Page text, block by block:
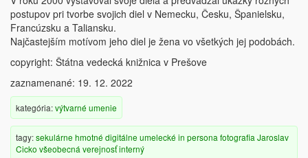
postupov pri tvorbe svojich diel v Nemecku, Česku, Španielsku,
Francúzsku a Taliansku.
Najčastejším motívom jeho diel je žena vo všetkých jej podobách.
copyright: Štátna vedecká knižnica v Prešove
zaznamenané: 19. 12. 2022
kategória:výtvarné umenie
tagy:sekulárne hmotné digitálne umelecké in persona fotografia Jaroslav
Cicko všeobecná verejnosťinterný